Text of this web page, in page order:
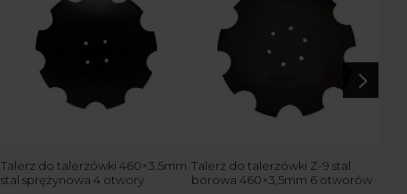
Talerz do talerzówki 460×3.5mm
stal sprężynowa 4 otwory
Talerz do talerzówki Z-9 stal
borowa 460×3,5mm 6 otworów
5